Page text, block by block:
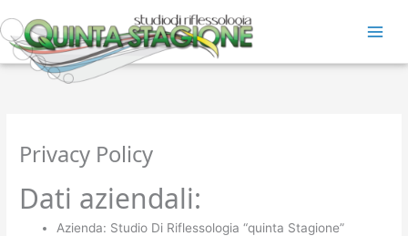
al
contenuto
Privacy Policy
Dati aziendali:
Azienda: Studio Di Riflessologia “quinta Stagione”